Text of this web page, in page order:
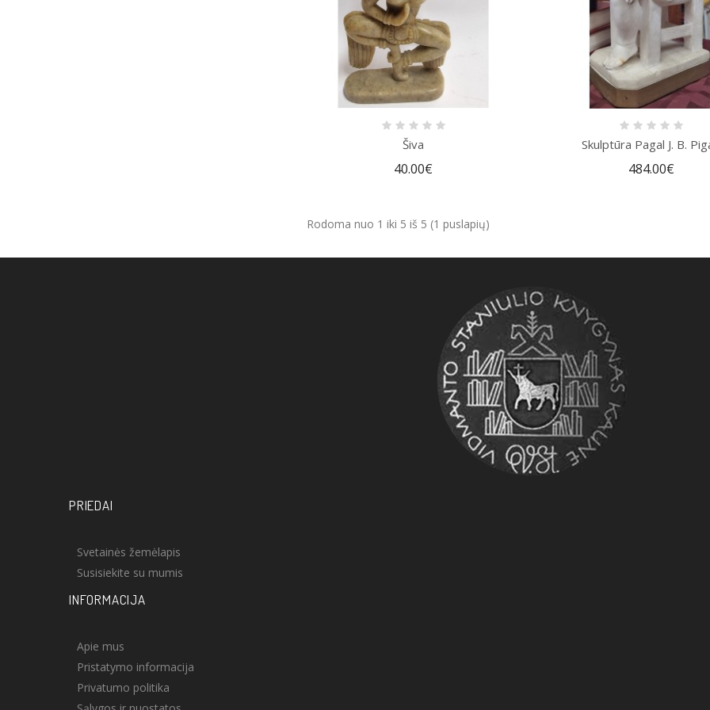
Šiva
40.00€
Skulptūra Pagal J. B.
484.00€
Rodoma nuo 1 iki 5 iš 5 (1 puslapių)
PRIEDAI
Svetainės žemėlapis
Susisiekite su mumis
INFORMACIJA
Apie mus
Pristatymo informacija
Privatumo politika